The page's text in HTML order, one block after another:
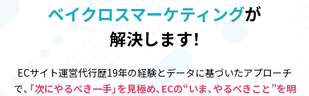
ベイクロスマーケティングが
解決します！
ECサイト運営代行歴19年の経験とデータに基づいたアプローチ
で、 「次にやるべき一手」を見極め、ECの“いま、やるべきこと”を明